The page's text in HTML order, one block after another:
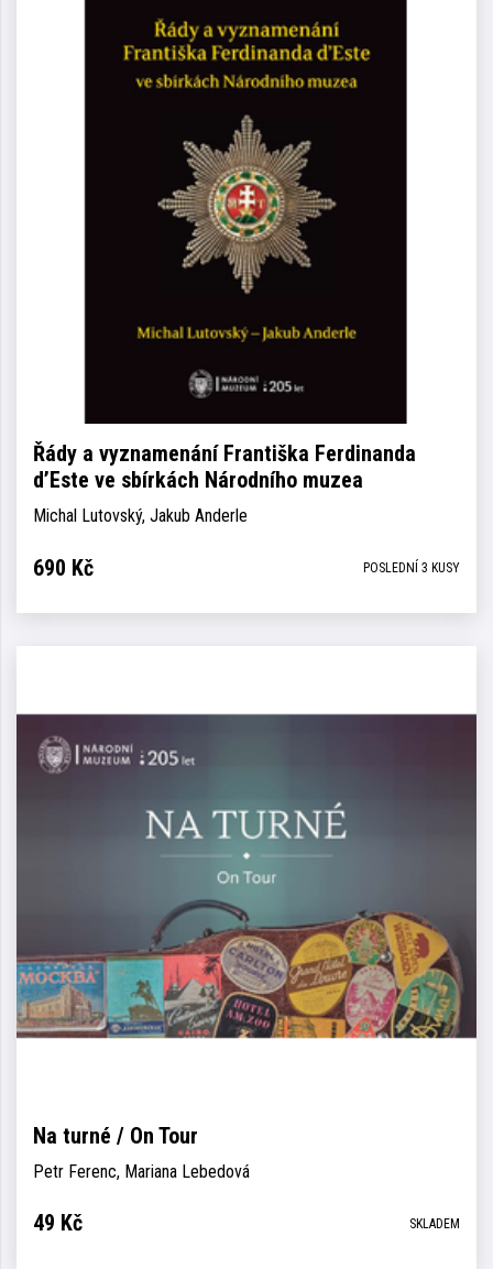
Řády a vyznamenání Františka Ferdinanda
d’Este ve sbírkách Národního muzea
Michal Lutovský, Jakub Anderle
690 Kč POSLEDNÍ 3 KUSY
Na turné / On Tour
Petr Ferenc, Mariana Lebedová
49 Kč SKLADEM